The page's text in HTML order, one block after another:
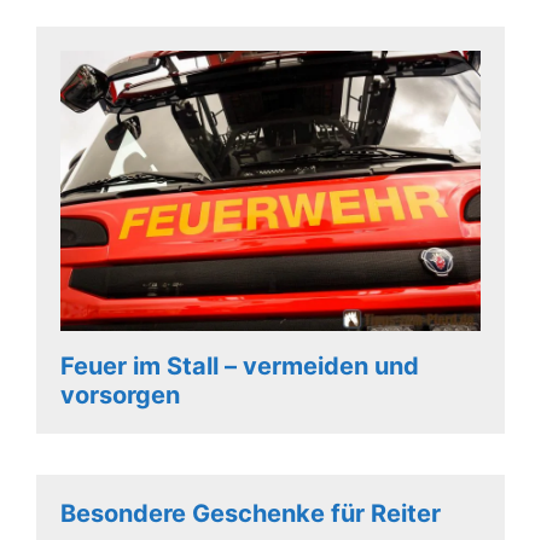
Feuer im Stall – vermeiden und
vorsorgen
Besondere Geschenke für Reiter